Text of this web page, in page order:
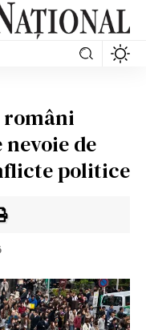
români
de
politice